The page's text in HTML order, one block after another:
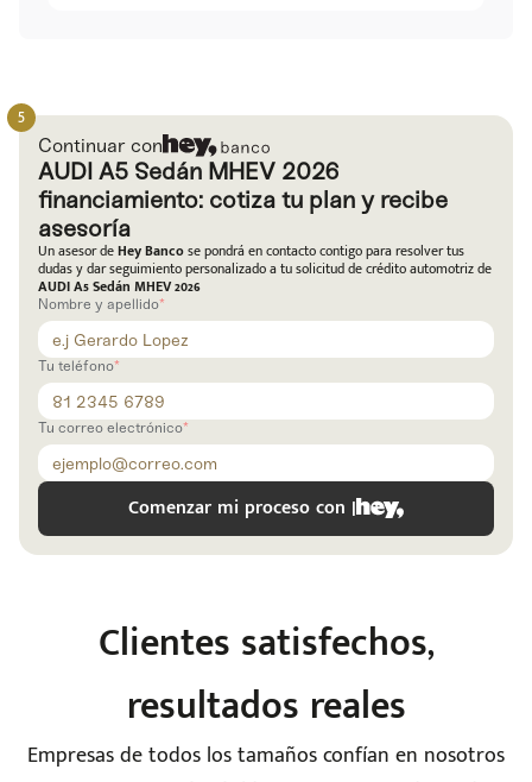
Continuar con
AUDI A5 Sedán MHEV 2026
financiamiento: cotiza tu plan y recibe
asesoría
Un asesor deHey Bancose pondrá en contacto contigo para resolver tus
dudas y dar seguimiento personalizado a tu solicitud de crédito automotriz de
AUDI A5 Sedán MHEV 2026
Nombre y apellido
Tu teléfono
Tu correo electrónico
Comenzar mi proceso con |
Clientes satisfechos,
resultados reales
Empresas de todos los tamaños confían en nosotros